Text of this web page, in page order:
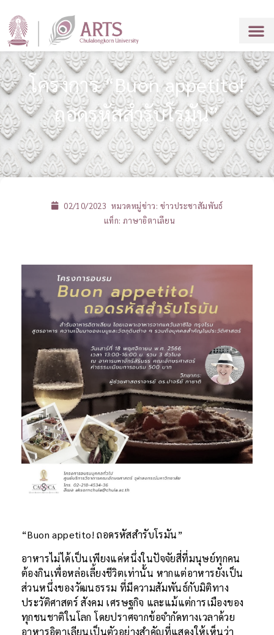
โครงการ “Buon appetito!
ถอดรหัสสำรับโรมัน”
02/10/2023 หมวดหมู่ข่าว: ข่าวประชาสัมพันธ์
แท็ก: ภาษาอิตาเลียน
“Buon appetito! ถอดรหัสสำรับโรมัน”
อาหารไม่ได้เป็นเพียงแค่หนึ่งในปัจจัยสี่ที่มนุษย์ทุกคน
ต้องกินเพื่อหล่อเลี้ยงชีวิตเท่านั้น หากแต่อาหารยังเป็น
ส่วนหนึ่งของวัฒนธรรม ที่มีความสัมพันธ์กับมิติทาง
ประวัติศาสตร์ สังคม เศรษฐกิจ และแม้แต่การเมืองของ
ทุกชนชาติในโลก โดยปราศจากข้อจำกัดทางเวลาด้วย
อาหารอิตาเลียนเป็นตัวอย่างสำคัญที่แสดงให้เห็นว่า